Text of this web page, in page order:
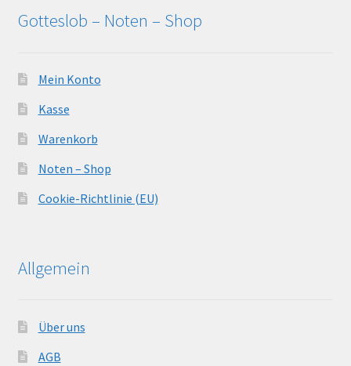
Gotteslob – Noten – Shop
Mein Konto
Kasse
Warenkorb
Noten – Shop
Cookie-Richtlinie (EU)
Allgemein
Über uns
AGB